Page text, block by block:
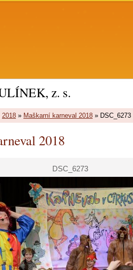
z. s.
2018 » Maškarní karneval 2018 » DSC_6273
2018
DSC_6273